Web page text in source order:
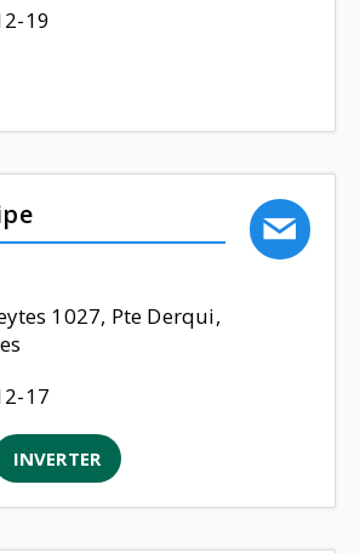
19
1027, Pte Derqui,
17
INVERTER